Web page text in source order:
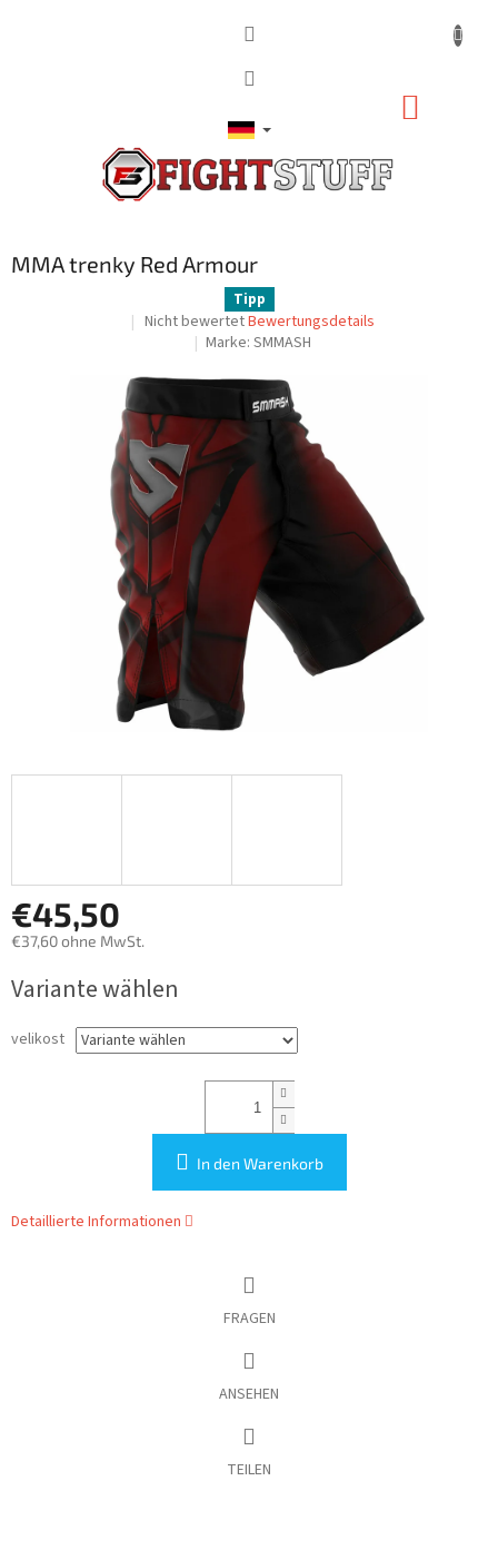
MMA trenky Red Armour
Tipp
Die
durchschnittliche
ist
von
5
Sternen.
Nicht bewertetBewertungsdetails
Marke: SMMASH
€45,50
€37,60 ohne MwSt.
Variante wählen
velikost
In den Warenkorb
Detaillierte Informationen
FRAGEN
ANSEHEN
TEILEN